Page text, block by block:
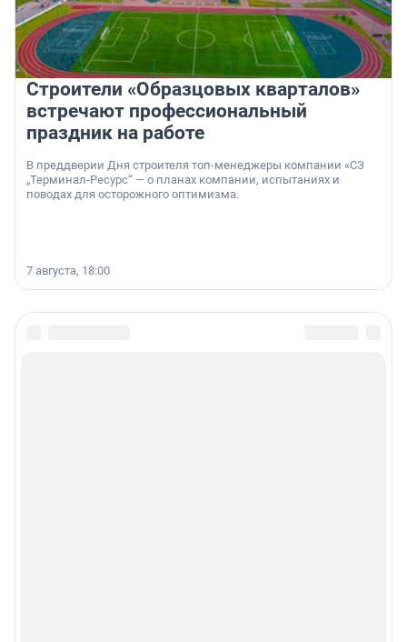
Строители «Образцовых кварталов»
встречают профессиональный
праздник на работе
В преддверии Дня строителя топ-менеджеры компании «СЗ
„Терминал-Ресурс“ — о планах компании, испытаниях и
поводах для осторожного оптимизма.
7 августа, 18:00